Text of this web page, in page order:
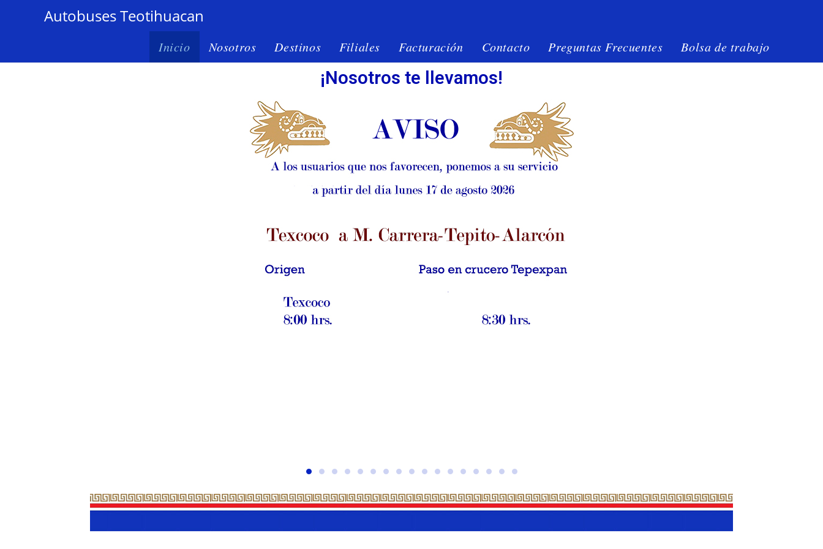
Autobuses Teotihuacan
Inicio Nosotros Destinos Filiales Facturación Contacto Preguntas Frecuentes Bolsa de trabajo
¡Nosotros te llevamos!